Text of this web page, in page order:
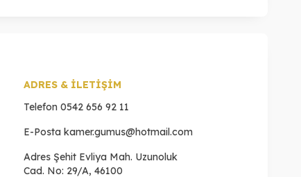
ADRES & İLETİŞİM
Telefon 0542 656 92 11
E-Posta kamer.gumus@hotmail.com
Adres Şehit Evliya Mah. Uzunoluk
Cad. No: 29/A, 46100